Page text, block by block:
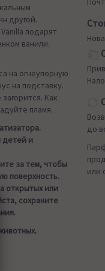
другой.
подарят
ванили.
на огнеупорную
на подставку.
Как
пламя.
детей и
за тем, чтобы
поверхность.
открытых или
сохраните
до
или